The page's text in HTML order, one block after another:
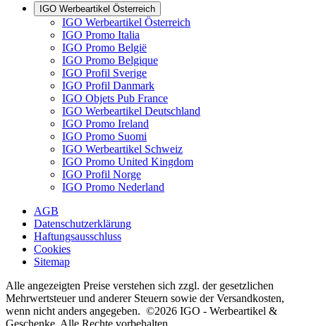
IGO Werbeartikel Österreich
IGO Werbeartikel Österreich
IGO Promo Italia
IGO Promo België
IGO Promo Belgique
IGO Profil Sverige
IGO Profil Danmark
IGO Objets Pub France
IGO Werbeartikel Deutschland
IGO Promo Ireland
IGO Promo Suomi
IGO Werbeartikel Schweiz
IGO Promo United Kingdom
IGO Profil Norge
IGO Promo Nederland
AGB
Datenschutzerklärung
Haftungsausschluss
Cookies
Sitemap
Alle angezeigten Preise verstehen sich zzgl. der gesetzlichen
Mehrwertsteuer und anderer Steuern sowie der Versandkosten,
wenn nicht anders angegeben. ©2026 IGO - Werbeartikel &
Geschenke. Alle Rechte vorbehalten.